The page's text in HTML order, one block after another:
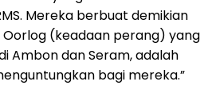
Mereka berbuat demikian
(keadaan perang) yang
Ambon dan Seram, adalah
bagi mereka.”